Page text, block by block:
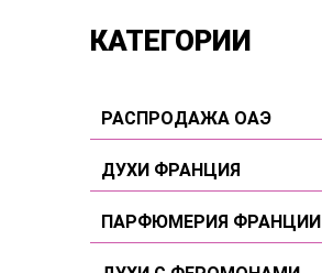
КАТЕГОРИИ
РАСПРОДАЖА ОАЭ
ДУХИ ФРАНЦИЯ
Для женщин
ПАРФЮМЕРИЯ ФРАНЦИИ
Для женщин